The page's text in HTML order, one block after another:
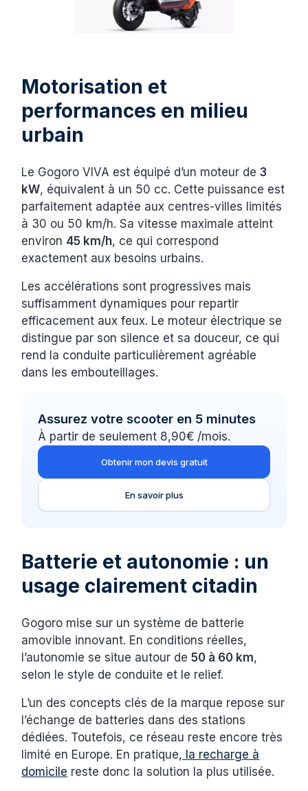
Motorisation et
performances en milieu
urbain
Le Gogoro VIVA est équipé d’un moteur de3
kW, équivalent à un 50 cc. Cette puissance est
parfaitement adaptée aux centres-villes limités
à 30 ou 50 km/h. Sa vitesse maximale atteint
environ 45 km/h, ce qui correspond
exactement aux besoins urbains.
Les accélérations sont progressives mais
suffisamment dynamiques pour repartir
efficacement aux feux. Le moteur électrique se
distingue par son silence et sa douceur, ce qui
rend la conduite particulièrement agréable
dans les embouteillages.
Assurez votre scooter en 5 minutes
À partir de seulement 8,90€ /mois.
Obtenir mon devis gratuit
En savoir plus
Batterie et autonomie : un
usage clairement citadin
Gogoro mise sur un système de batterie
amovible innovant. En conditions réelles,
l’autonomie se situe autour de50 à 60 km,
selon le style de conduite et le relief.
L’un des concepts clés de la marque repose sur
l’échange de batteries dans des stations
dédiées. Toutefois, ce réseau reste encore très
limité en Europe. En pratique, la recharge à
domicile reste donc la solution la plus utilisée.